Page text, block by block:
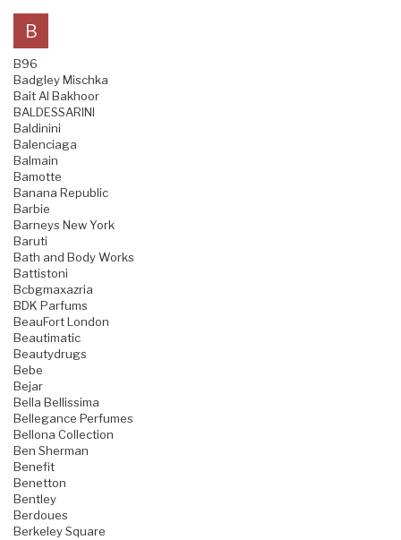
B
B96
Badgley Mischka
Bait Al Bakhoor
BALDESSARINI
Baldinini
Balenciaga
Balmain
Bamotte
Banana Republic
Barbie
Barneys New York
Baruti
Bath and Body Works
Battistoni
Bcbgmaxazria
BDK Parfums
BeauFort London
Beautimatic
Beautydrugs
Bebe
Bejar
Bella Bellissima
Bellegance Perfumes
Bellona Collection
Ben Sherman
Benefit
Benetton
Bentley
Berdoues
Berkeley Square